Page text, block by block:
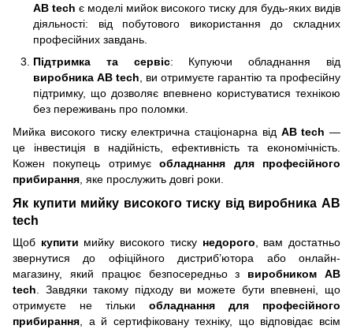
AB tech є моделі мийок високого тиску для будь-яких видів
діяльності: від побутового використання до складних
професійних завдань.
Підтримка та сервіс: Купуючи обладнання від
виробника AB tech, ви отримуєте гарантію та професійну
підтримку, що дозволяє впевнено користуватися технікою
без переживань про поломки.
Мийка високого тиску електрична стаціонарна від AB tech —
це інвестиція в надійність, ефективність та економічність.
Кожен покупець отримуєобладнання для професійного
прибирання , яке прослужить довгі роки.
Як купити мийку високого тиску від виробника AB
tech
Щоб купити мийку високого тиску недорого, вам достатньо
звернутися до офіційного дистриб’ютора або онлайн-
магазину, який працює безпосередньо з виробником AB
tech. Завдяки такому підходу ви можете бути впевнені, що
отримуєте не тільки обладнання для професійного
прибирання, а й сертифіковану техніку, що відповідає всім